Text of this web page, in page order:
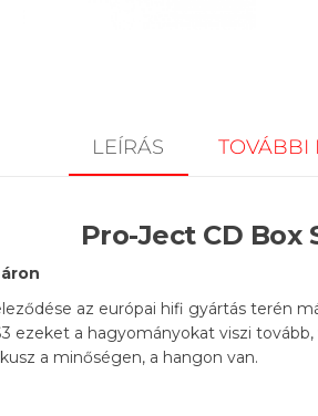
LEÍRÁS TOVÁBBI
Pro-Ject CD Box
az európai hifi gyártás terén
ezeket a hagyományokat viszi
a minőségen, a hangon van.